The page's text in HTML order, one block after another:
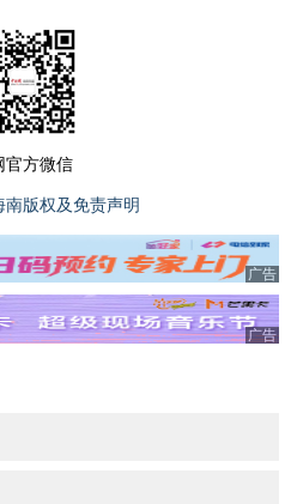
官方微信
南版权及免责声明
广告
广告